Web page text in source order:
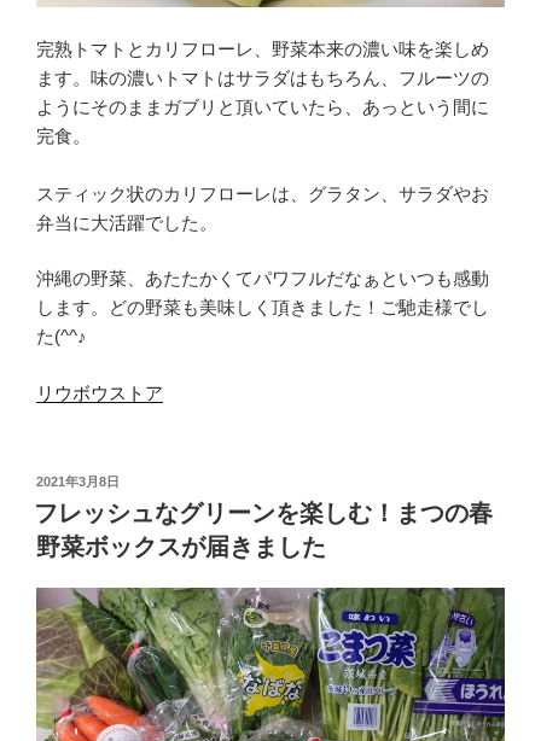
完熟トマトとカリフローレ、野菜本来の濃い味を楽しめ
ます。味の濃いトマトはサラダはもちろん、フルーツの
ようにそのままガブリと頂いていたら、あっという間に
完食。
スティック状のカリフローレは、グラタン、サラダやお
弁当に大活躍でした。
沖縄の野菜、あたたかくてパワフルだなぁといつも感動
します。どの野菜も美味しく頂きました！ご馳走様でし
た(^^♪
リウボウストア
投
稿
日:
2021年3月8日
フレッシュなグリーンを楽しむ！まつの春
野菜ボックスが届きました